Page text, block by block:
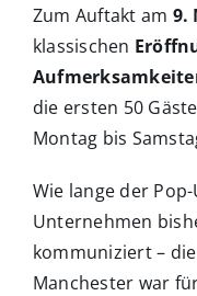
Zum Auftakt am 9.
klassischen
die ersten 50
Montag bis
Wie lange der
Unternehmen
kommuniziert –
Manchester war